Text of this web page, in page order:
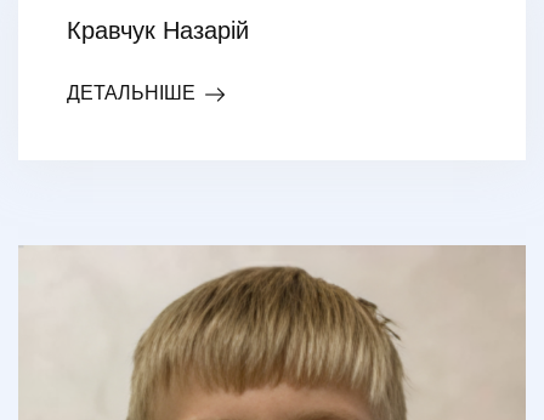
Кравчук Назарій
ДЕТАЛЬНІШЕ